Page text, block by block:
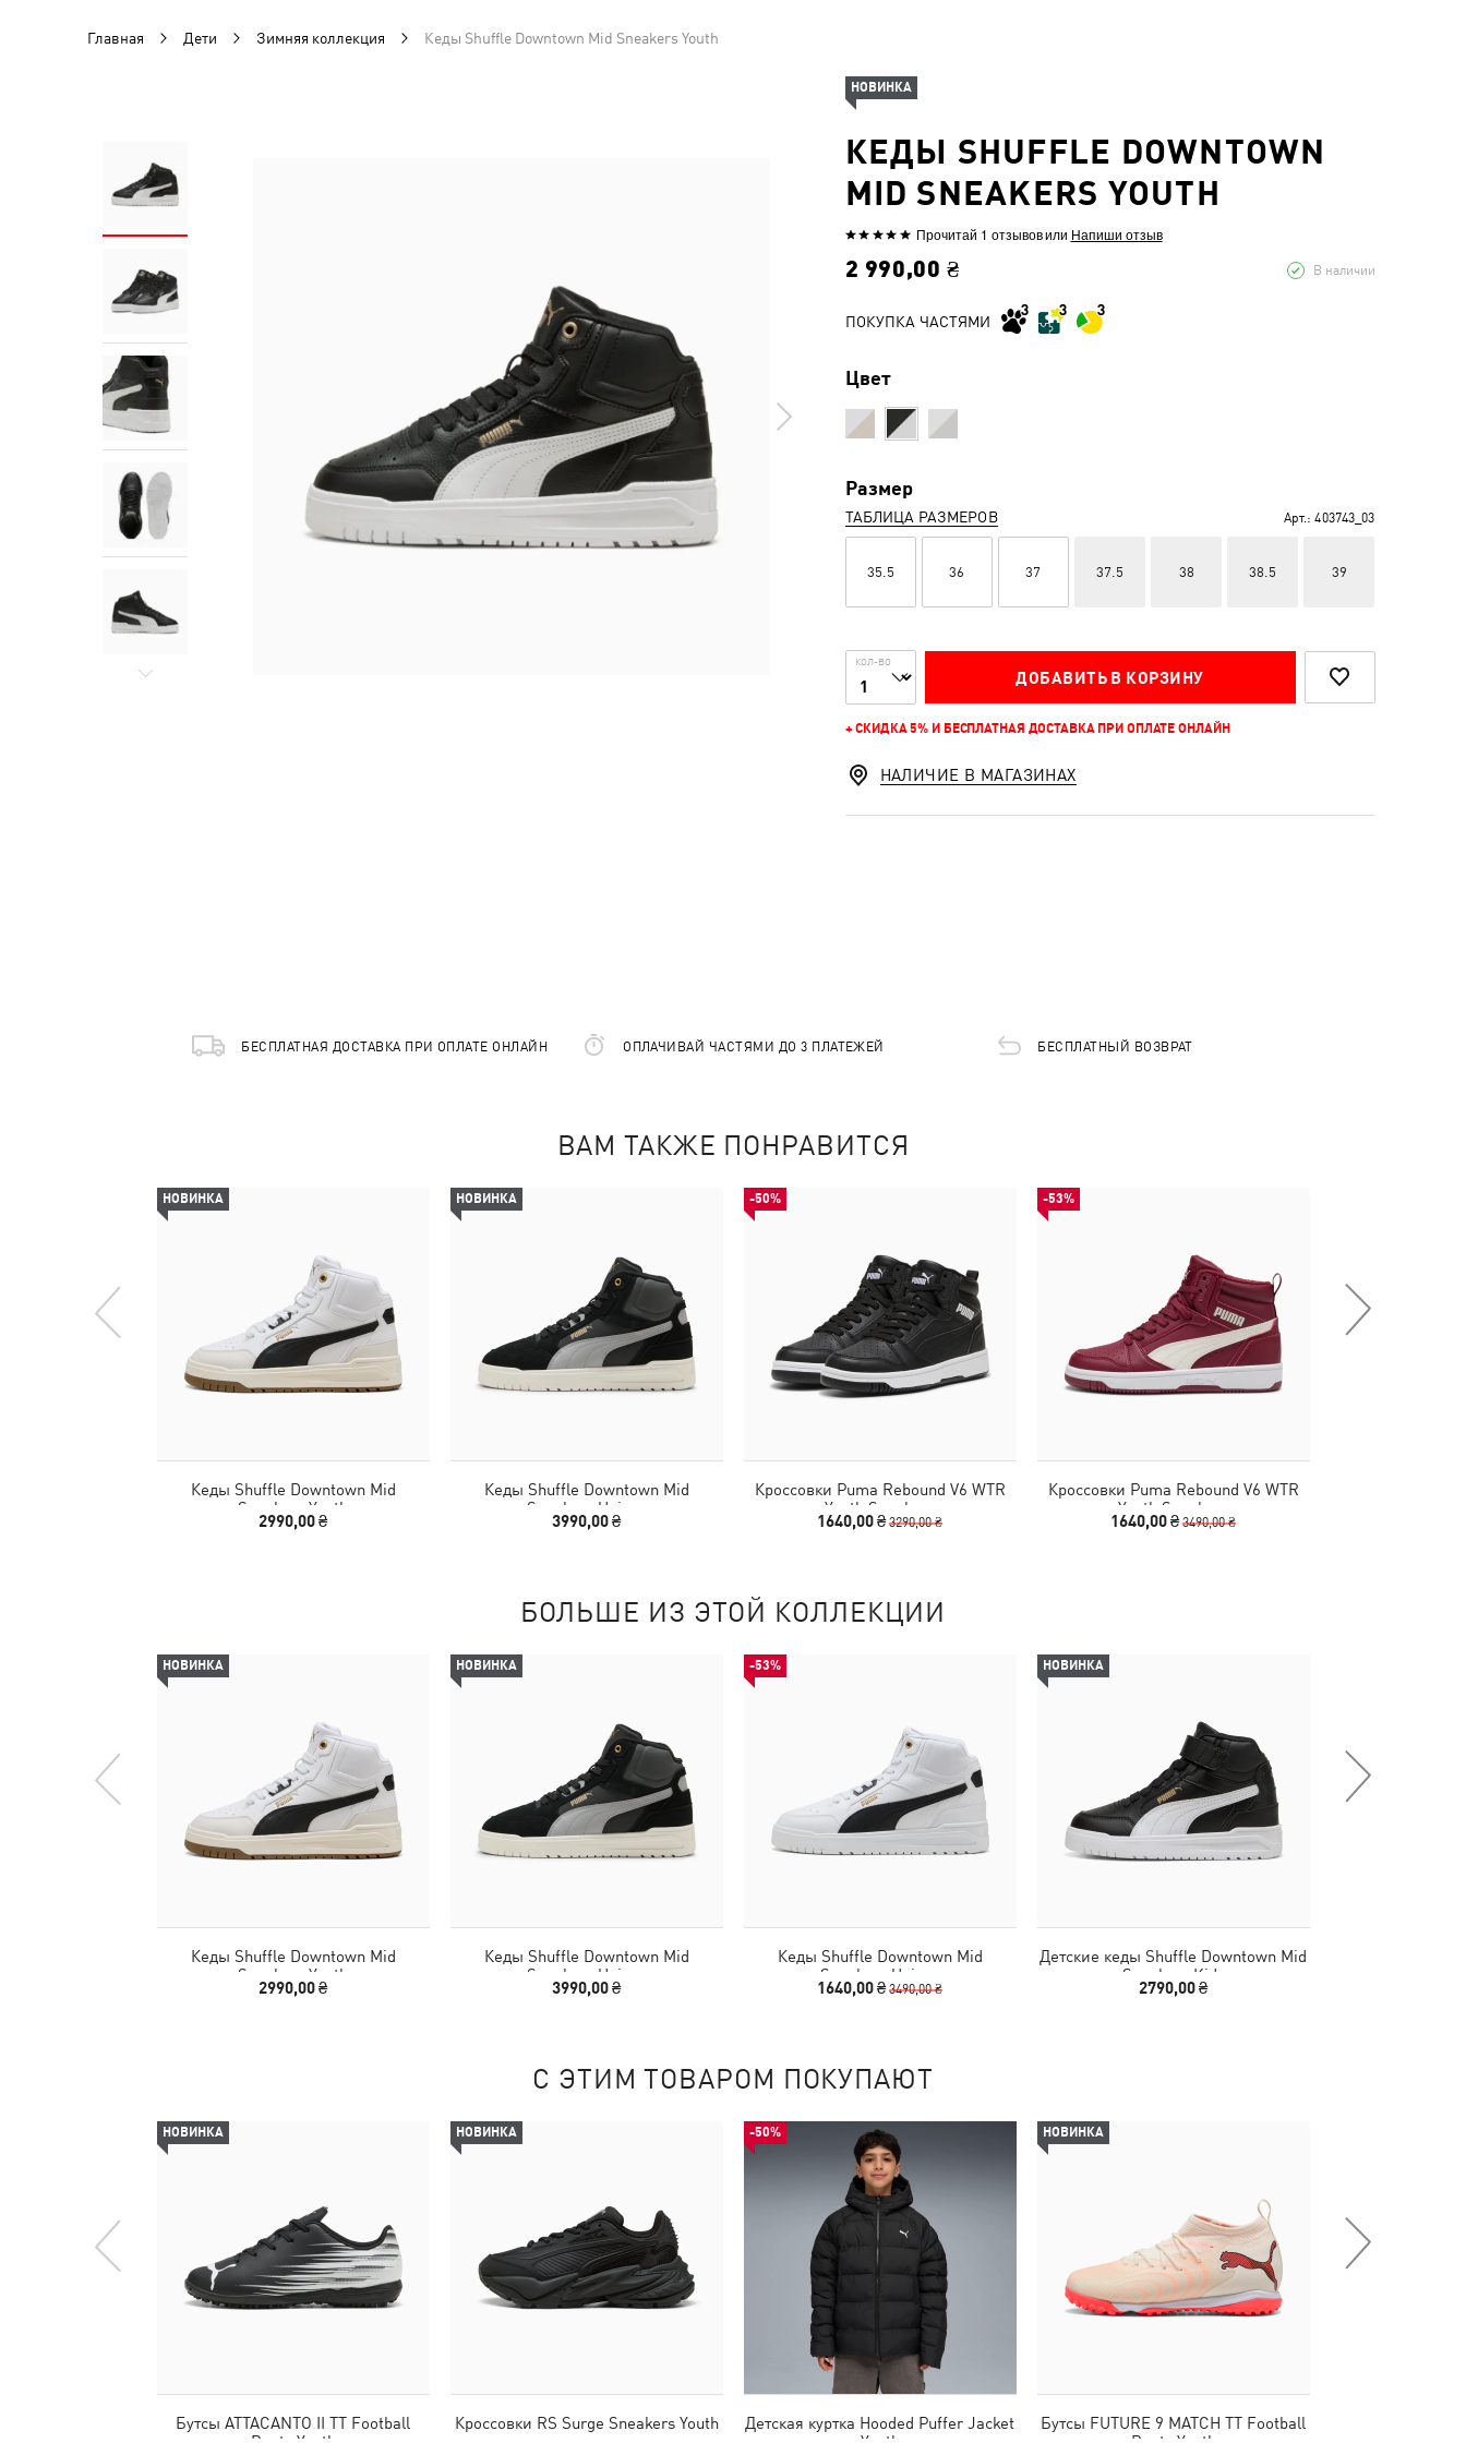
Главная Дети Зимняя коллекция Кеды Shuffle Downtown Mid Sneakers Youth
КЕДЫ SHUFFLE DOWNTOWN
MID SNEAKERS YOUTH
Выбрана
оценка
5из
Прочитай 1 отзывовили Напиши отзыв
2 990,00 ₴ В наличии
ПОКУПКА ЧАСТЯМИ
Цвет
Размер
ТАБЛИЦА РАЗМЕРОВ Арт.: 403743_03
35.5 36 37 37.5 38 38.5 39
КОЛ-ВО
ДОБАВИТЬ В КОРЗИНУ
+ СКИДКА 5% И БЕСПЛАТНАЯ ДОСТАВКА ПРИ ОПЛАТЕ ОНЛАЙН
НОВИНКА
НАЛИЧИЕ В МАГАЗИНАХ
БЕСПЛАТНАЯ ДОСТАВКА ПРИ ОПЛАТЕ ОНЛАЙН ОПЛАЧИВАЙ ЧАСТЯМИ ДО 3 ПЛАТЕЖЕЙ БЕСПЛАТНЫЙ ВОЗВРАТ
ВАМ ТАКЖЕ ПОНРАВИТСЯ
НОВИНКА
Кеды Shuffle Downtown Mid
Sneakers Youth
2990,00 ₴
НОВИНКА
Кеды Shuffle Downtown Mid
Sneakers Unisex
3990,00 ₴
-50%
Кроссовки Puma Rebound V6 WTR
Youth Sneakers
1640,00 ₴3290,00 ₴
-53%
Кроссовки Puma Rebound V6 WTR
Youth Sneakers
1640,00 ₴3490,00 ₴
БОЛЬШЕ ИЗ ЭТОЙ КОЛЛЕКЦИИ
НОВИНКА
Кеды Shuffle Downtown Mid
Sneakers Youth
2990,00 ₴
НОВИНКА
Кеды Shuffle Downtown Mid
Sneakers Unisex
3990,00 ₴
-53%
Кеды Shuffle Downtown Mid
Sneakers Unisex
1640,00 ₴3490,00 ₴
НОВИНКА
Детские кеды Shuffle Downtown Mid
Sneakers Kids
2790,00 ₴
С ЭТИМ ТОВАРОМ ПОКУПАЮТ
НОВИНКА
Бутсы ATTACANTO II TT Football
НОВИНКА
Кроссовки RS Surge Sneakers Youth
-50%
Детская куртка Hooded Puffer Jacket
НОВИНКА
Бутсы FUTURE 9 MATCH TT Football